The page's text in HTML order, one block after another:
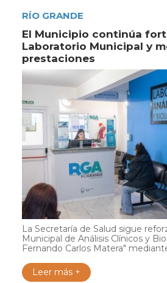
RÍO GRANDE
El Municipio continúa
Laboratorio Municipal y
prestaciones
La Secretaría de Salud sigue
Municipal de Análisis Clínicos y
Fernando Carlos Matera"
Leer más +